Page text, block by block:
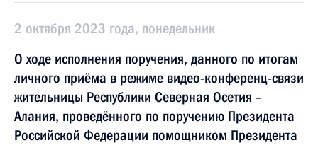
2 октября 2023 года, понедельник
О ходе исполнения поручения, данного по итогам
личного приёма в режиме видео-конференц-связи
жительницы Республики Северная Осетия –
Алания, проведённого по поручению Президента
Российской Федерации помощником Президента